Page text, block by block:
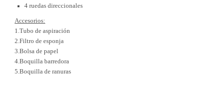
4 ruedas direccionales
Accesorios:
1.Tubo de aspiración
2.Filtro de esponja
3.Bolsa de papel
4.Boquilla barredora
5.Boquilla de ranuras